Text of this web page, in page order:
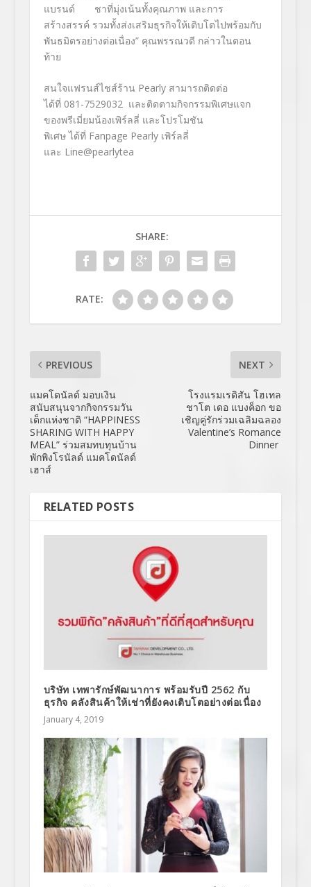
แบรนด์ ชาที่มุ่งเน้นทั้งคุณภาพ และการ
สร้างสรรค์ รวมทั้งส่งเสริมธุรกิจให้เติบโตไปพร้อมกับ
พันธมิตรอย่างต่อเนื่อง” คุณพรรณวดี กล่าวในตอน
ท้าย
สนใจแฟรนส์ไชส์ร้าน Pearly สามารถติดต่อ
ได้ที่ 081-7529032 และติดตามกิจกรรมพิเศษแจก
ของพรีเมี่ยมน้องเพิร์ลลี่ และโปรโมชัน
พิเศษ ได้ที่ Fanpage Pearly เพิร์ลลี่
และ Line@pearlytea
SHARE:
RATE:
PREVIOUS
แมคโดนัลด์ มอบเงิน
สนับสนุนจากกิจกรรมวัน
เด็กแห่งชาติ “HAPPINESS
SHARING WITH HAPPY
MEAL” ร่วมสมทบทุนบ้าน
พักพิงโรนัลด์ แมคโดนัลด์
เฮาส์
NEXT
โรงแรมเรดิสัน โฮเทล
ชาโต เดอ แบงค็อก ขอ
เชิญคู่รักร่วมเฉลิมฉลอง
Valentine’s Romance
Dinner
RELATED POSTS
บริษัท เทพารักษ์พัฒนาการ พร้อมรับปี 2562 กับ
ธุรกิจ คลังสินค้าให้เช่าที่ยังคงเติบโตอย่างต่อเนื่อง
January 4, 2019